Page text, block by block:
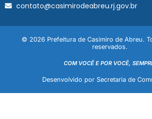
contato@casimirodeabreu.rj.gov.br
© 2026 Prefeitura de Casimiro de Abreu.
reservados.
COM VOCÊ E POR VOCÊ,
Desenvolvido por Secretaria de